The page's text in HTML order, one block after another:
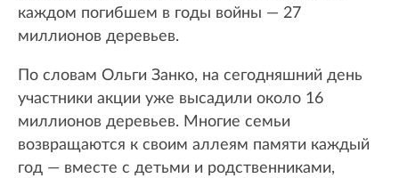
каждом погибшем в годы войны — 27
миллионов деревьев.
По словам Ольги Занко, на сегодняшний день
участники акции уже высадили около 16
миллионов деревьев. Многие семьи
возвращаются к своим аллеям памяти каждый
год — вместе с детьми и родственниками,